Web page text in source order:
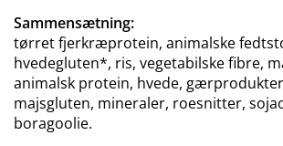
Sammensætning:
tørret fjerkræprotein, animalske
hvedegluten*, ris, vegetabilske fibre,
animalsk protein, hvede,
majsgluten, mineraler, roesnitter,
boragoolie.